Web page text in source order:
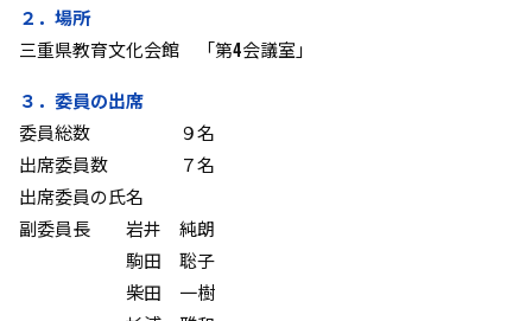
２．場所
三重県教育文化会館 「第4会議室」
３．委員の出席
委員総数 ９名
出席委員数 ７名
出席委員の氏名
副委員長 岩井 純朗
駒田 聡子
柴田 一樹